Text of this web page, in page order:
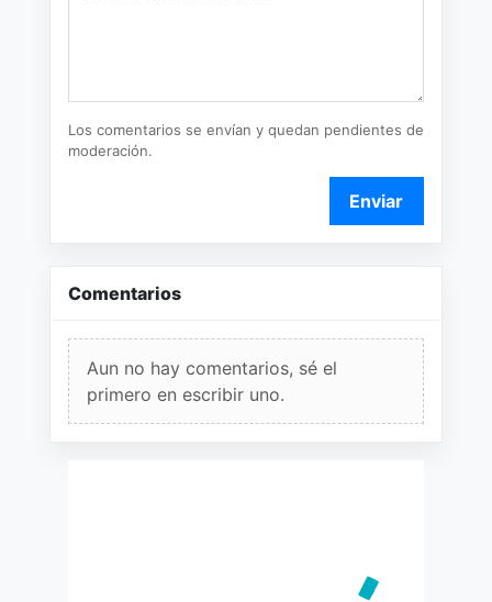
Los comentarios se envían y quedan pendientes de
moderación.
Enviar
Comentarios
Aun no hay comentarios, sé el
primero en escribir uno.